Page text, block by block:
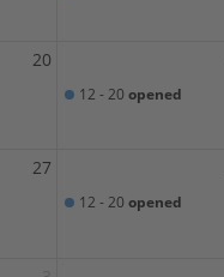
20
12 - 20 opened
27
12 - 20 opened